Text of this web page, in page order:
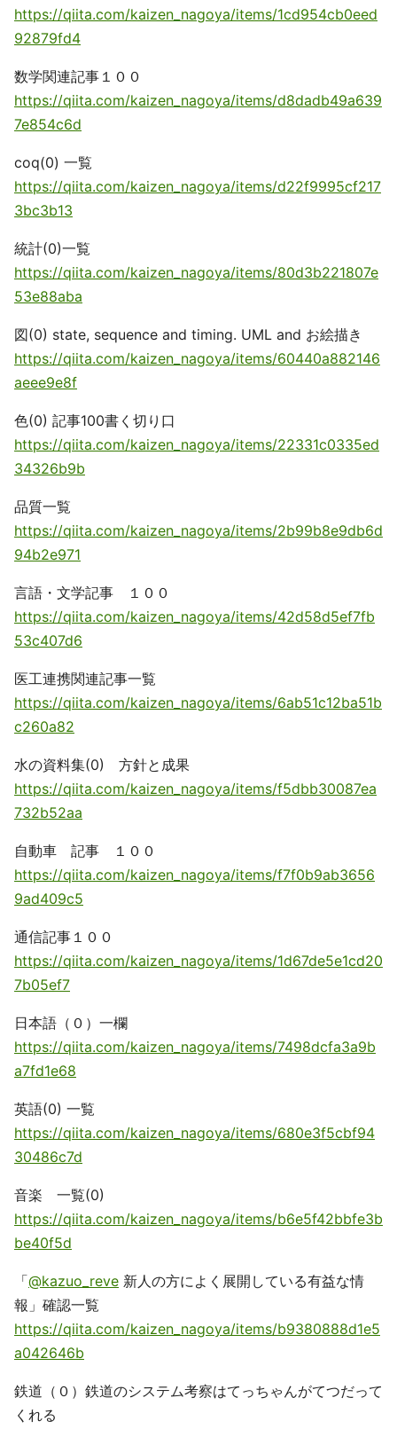
https://qiita.com/kaizen_nagoya/items/1cd954cb0eed
92879fd4
数学関連記事１００
https://qiita.com/kaizen_nagoya/items/d8dadb49a639
7e854c6d
coq(0) 一覧
https://qiita.com/kaizen_nagoya/items/d22f9995cf217
3bc3b13
統計(0)一覧
https://qiita.com/kaizen_nagoya/items/80d3b221807e
53e88aba
図(0) state, sequence and timing. UML and お絵描き
https://qiita.com/kaizen_nagoya/items/60440a882146
aeee9e8f
色(0) 記事100書く切り口
https://qiita.com/kaizen_nagoya/items/22331c0335ed
34326b9b
品質一覧
https://qiita.com/kaizen_nagoya/items/2b99b8e9db6d
94b2e971
言語・文学記事 １００
https://qiita.com/kaizen_nagoya/items/42d58d5ef7fb
53c407d6
医工連携関連記事一覧
https://qiita.com/kaizen_nagoya/items/6ab51c12ba51b
c260a82
水の資料集(0) 方針と成果
https://qiita.com/kaizen_nagoya/items/f5dbb30087ea
732b52aa
自動車 記事 １００
https://qiita.com/kaizen_nagoya/items/f7f0b9ab3656
9ad409c5
通信記事１００
https://qiita.com/kaizen_nagoya/items/1d67de5e1cd20
7b05ef7
日本語（０）一欄
https://qiita.com/kaizen_nagoya/items/7498dcfa3a9b
a7fd1e68
英語(0) 一覧
https://qiita.com/kaizen_nagoya/items/680e3f5cbf94
30486c7d
音楽 一覧(0)
https://qiita.com/kaizen_nagoya/items/b6e5f42bbfe3b
be40f5d
「@kazuo_reve 新人の方によく展開している有益な情
報」確認一覧
https://qiita.com/kaizen_nagoya/items/b9380888d1e5
a042646b
鉄道（０）鉄道のシステム考察はてっちゃんがてつだって
くれる